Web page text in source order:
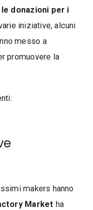
donazioni per i
iniziative, alcuni
messo a
promuovere la
makers hanno
Market ha